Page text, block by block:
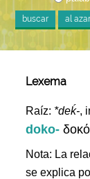
buscar al azar
Lexema
Raíz: *deḱ-,
doko-
Nota: La
se explica